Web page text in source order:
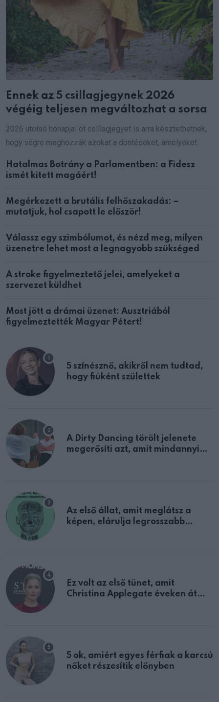
Ennek az 5 csillagjegynek 2026
végéig teljesen megváltozhat a sorsa
2026 utolsó hónapjai öt csillagjegyet is arra késztethetnek,
hogy végre meghozzák azokat a döntéseket, amelyeket
Hatalmas Botrány a Parlamentben: a Fidesz
ismét kitett magáért!
Megérkezett a brutális felhőszakadás: –
mutatjuk, hol csapott le először!
Válassz egy szimbólumot, és nézd meg, milyen
üzenetre lehet most a legnagyobb szükséged
A stroke figyelmeztető jelei, amelyeket a
szervezet küldhet
Most jött a drámai üzenet: Ausztriából
figyelmeztették Magyar Pétert!
5 színésznő, akikről nem tudtad,
hogy fiúként születtek
A Dirty Dancing törölt jelenete
megerősíti azt, amit mindannyian
Az első állat, amit meglátsz a
képen, elárulja legrosszabb
Ez volt az első tünet, amit
Christina Applegate éveken át
5 ok, amiért egyes férfiak a karcsú
nőket részesítik előnyben